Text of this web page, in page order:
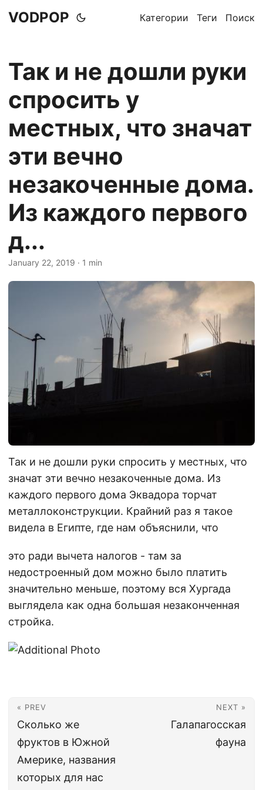
VODPOP Категории Теги Поиск
Так и не дошли руки
спросить у
местных, что значат
эти вечно
незакоченные дома.
Из каждого первого
д...
January 22, 2019 · 1 min
Так и не дошли руки спросить у местных, что
значат эти вечно незакоченные дома. Из
каждого первого дома Эквадора торчат
металлоконструкции. Крайний раз я такое
видела в Египте, где нам объяснили, что
это ради вычета налогов - там за
недостроенный дом можно было платить
значительно меньше, поэтому вся Хургада
выглядела как одна большая незаконченная
стройка.
« PREV
Сколько же
фруктов в Южной
Америке, названия
которых для нас
NEXT »
Галапагосская
фауна